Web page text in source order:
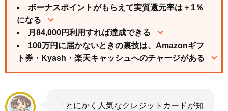
ボーナスポイントがもらえて実質還元率は＋1％
になる
月84,000円利用すれば達成できる
100万円に届かないときの裏技は、Amazonギフ
ト券・Kyash・楽天キャッシュへのチャージがある
「とにかく人気なクレジットカードが知